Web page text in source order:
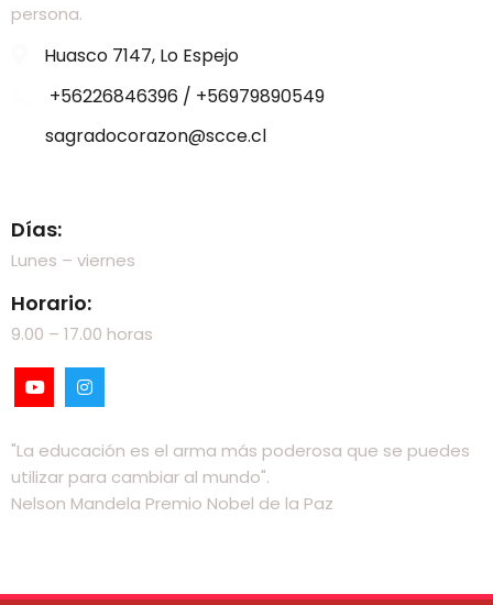
persona.
Huasco 7147, Lo Espejo
+56226846396 / +56979890549
sagradocorazon@scce.cl
Días:
Lunes – viernes
Horario:
9.00 – 17.00 horas
"La educación es el arma más poderosa que se puedes
utilizar para cambiar al mundo".
Nelson Mandela Premio Nobel de la Paz